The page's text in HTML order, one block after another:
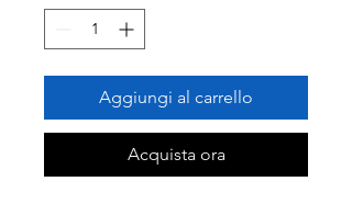
Aggiungi al carrello
Acquista ora